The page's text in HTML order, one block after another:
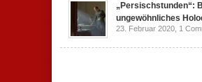
„Persischstunden“:
ungewöhnliches
23. Februar 2020, 1